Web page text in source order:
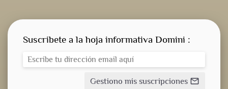
Suscribete a la hoja informativa Domini :
Gestiono mis suscripciones mail_outline